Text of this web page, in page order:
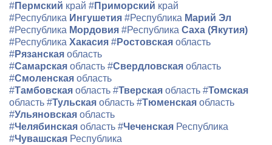
#Пермский край #Приморский край
#Республика Ингушетия #Республика Марий Эл
#Республика Мордовия #Республика Саха (Якутия)
#Республика Хакасия #Ростовская область
#Рязанская область
#Самарская область #Свердловская область
#Смоленская область
#Тамбовская область #Тверская область #Томская
область #Тульская область #Тюменская область
#Ульяновская область
#Челябинская область #Чеченская Республика
#Чувашская Республика